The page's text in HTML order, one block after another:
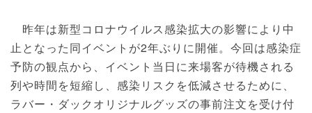
昨年は新型コロナウイルス感染拡大の影響により中
止となった同イベントが2年ぶりに開催。今回は感染症
予防の観点から、イベント当日に来場客が待機される
列や時間を短縮し、感染リスクを低減させるために、
ラバー・ダックオリジナルグッズの事前注文を受け付